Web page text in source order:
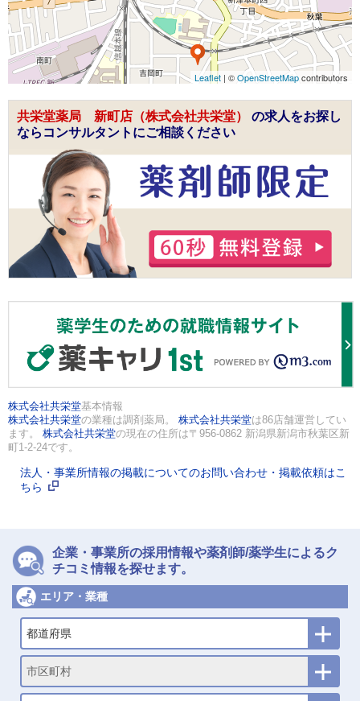
Leaflet | ©OpenStreetMapcontributors
共栄堂薬局 新町店（株式会社共栄堂） の求人をお探し
ならコンサルタントにご相談ください
株式会社共栄堂基本情報
株式会社共栄堂の業種は調剤薬局。 株式会社共栄堂は86店舗運営してい
ます。 株式会社共栄堂の現在の住所は〒956-0862 新潟県新潟市秋葉区新
町1-2-24です。
法人・事業所情報の掲載についてのお問い合わせ・掲載依頼はこ
ちら
企業・事業所の採用情報や薬剤師/薬学生によるク
チコミ情報を探せます。
エリア・業種
都道府県
市区町村